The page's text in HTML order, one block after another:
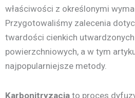
właściwości z określonymi
Przygotowaliśmy zalecenia
twardości cienkich
powierzchniowych, a w tym
najpopularniejsze metody.
Karbonitryzacja to proces